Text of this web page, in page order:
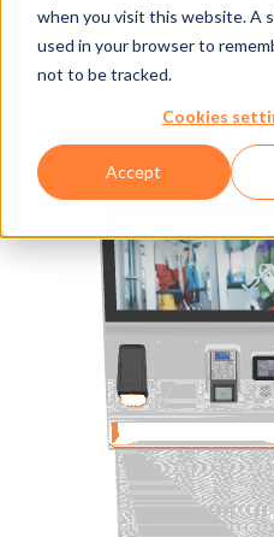
when you visit this website. A
used in your browser to
not to be tracked.
Cookies
Accept
AXESS TICKET KIOSK 600